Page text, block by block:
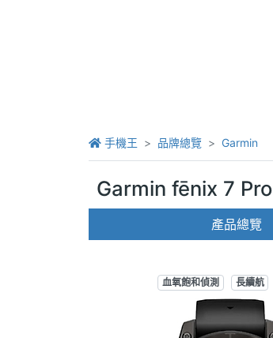
手機王 品牌總覽 Garmin
Garmin fēnix 7 Pro
產品總覽
血氧飽和偵測 長續航